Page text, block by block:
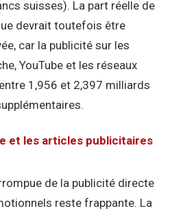
suisses). La part réelle de
devrait toutefois être
car la publicité sur les
YouTube et les réseaux
1,956 et 2,397 milliards
et les articles publicitaires
de la publicité directe
reste frappante. La